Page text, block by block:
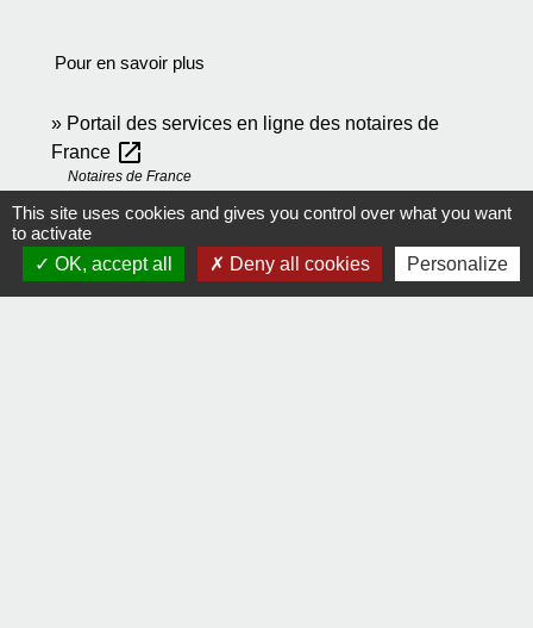
Pour en savoir plus
Portail des services en ligne des notaires de
France open_in_new
Notaires de France
Inscrire et rechercher un testament dans chaque
pays de l'Union européenne open_in_new
Notaires d'Europe
This site uses cookies and gives you control over what you want
to activate
OK, accept all
Deny all cookies Personalize